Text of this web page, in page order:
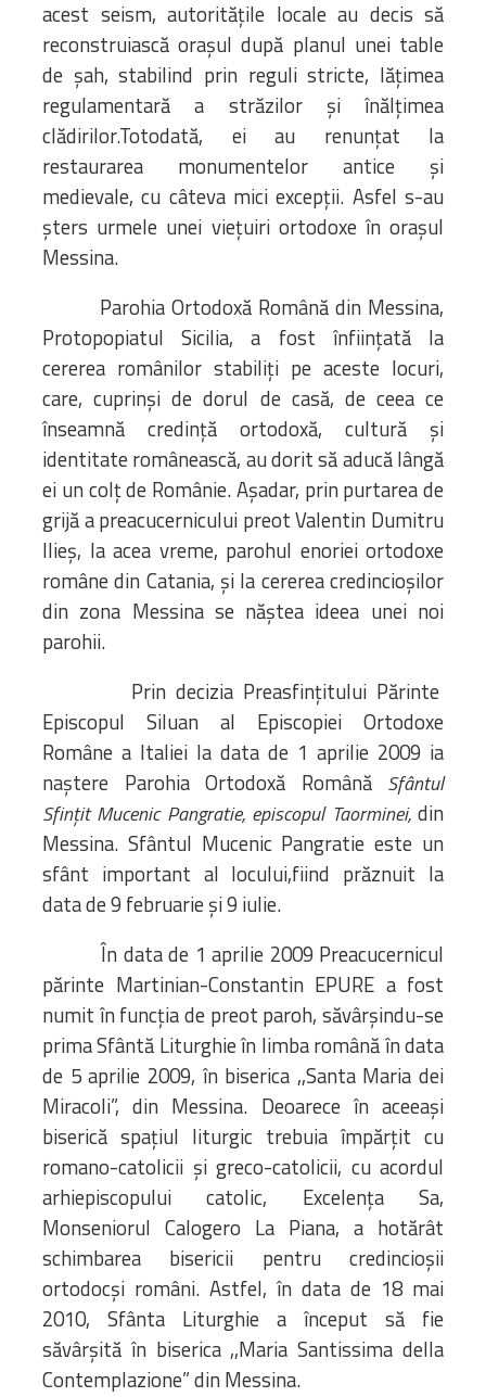
acest seism, autoritățile locale au decis să
reconstruiască orașul după planul unei table
de șah, stabilind prin reguli stricte, lățimea
regulamentară a străzilor și înălțimea
clădirilor.Totodată, ei au renunțat la
restaurarea monumentelor antice și
medievale, cu câteva mici excepții. Asfel s-au
șters urmele unei viețuiri ortodoxe în orașul
Messina.
Parohia Ortodoxă Română din Messina,
Protopopiatul Sicilia, a fost înființată la
cererea românilor stabiliți pe aceste locuri,
care, cuprinși de dorul de casă, de ceea ce
înseamnă credință ortodoxă, cultură și
identitate românească, au dorit să aducă lângă
ei un colț de Românie. Așadar, prin purtarea de
grijă a preacucernicului preot Valentin Dumitru
Ilieș, la acea vreme, parohul enoriei ortodoxe
române din Catania, și la cererea credincioșilor
din zona Messina se năștea ideea unei noi
parohii.
Prin decizia Preasfințitului Părinte
Episcopul Siluan al Episcopiei Ortodoxe
Române a Italiei la data de 1 aprilie 2009 ia
naștere Parohia Ortodoxă Română Sfântul
Sfințit Mucenic Pangratie, episcopul Taorminei, din
Messina. Sfântul Mucenic Pangratie este un
sfânt important al locului,fiind prăznuit la
data de 9 februarie și 9 iulie.
În data de 1 aprilie 2009 Preacucernicul
părinte Martinian-Constantin EPURE a fost
numit în funcția de preot paroh, săvârșindu-se
prima Sfântă Liturghie în limba română în data
de 5 aprilie 2009, în biserica ,,Santa Maria dei
Miracoli”, din Messina. Deoarece în aceeași
biserică spațiul liturgic trebuia împărțit cu
romano-catolicii și greco-catolicii, cu acordul
arhiepiscopului catolic, Excelența Sa,
Monseniorul Calogero La Piana, a hotărât
schimbarea bisericii pentru credincioșii
ortodocși români. Astfel, în data de 18 mai
2010, Sfânta Liturghie a început să fie
săvârșită în biserica ,,Maria Santissima della
Contemplazione” din Messina.